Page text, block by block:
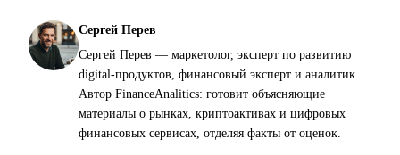
Сергей Перев
Сергей Перев — маркетолог, эксперт по развитию
digital-продуктов, финансовый эксперт и аналитик.
Автор FinanceAnalitics: готовит объясняющие
материалы о рынках, криптоактивах и цифровых
финансовых сервисах, отделяя факты от оценок.